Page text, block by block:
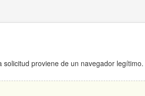
proviene de un navegador legítimo.